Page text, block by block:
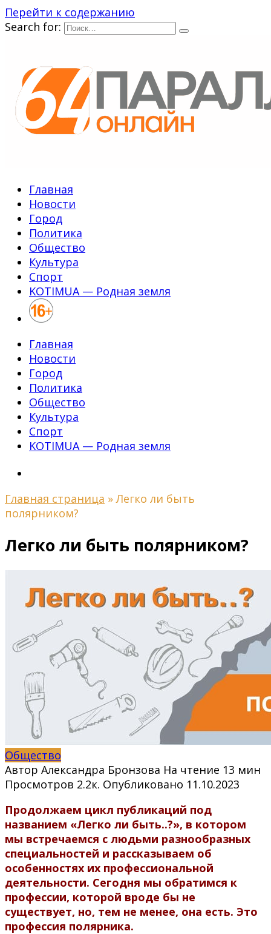
Перейти к содержанию
Search for:
Главная
Новости
Город
Политика
Общество
Культура
Спорт
KOTIMUA — Родная земля
Главная
Новости
Город
Политика
Общество
Культура
Спорт
KOTIMUA — Родная земля
Главная страница »Легко ли быть
полярником?
Легко ли быть полярником?
Общество
Автор Александра Бронзова На чтение 13 мин
Просмотров 2.2к. Опубликовано 11.10.2023
Продолжаем цикл публикаций под
названием «Легко ли быть..?», в котором
мы встречаемся с людьми разнообразных
специальностей и рассказываем об
особенностях их профессиональной
деятельности. Сегодня мы обратимся к
профессии, которой вроде бы не
существует, но, тем не менее, она есть. Это
профессия полярника.